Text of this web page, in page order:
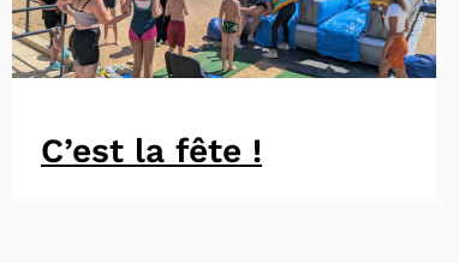
C’est la fête !